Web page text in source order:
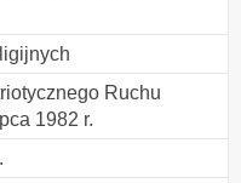
Ruchu
1982 r.